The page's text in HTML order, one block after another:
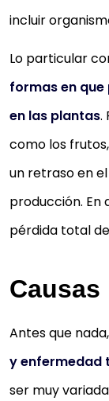
incluir
Lo particular
formas en
en las plantas.
como los
un retraso en
producción. En
pérdida total
Causas
Antes que
y enfermedad
ser muy